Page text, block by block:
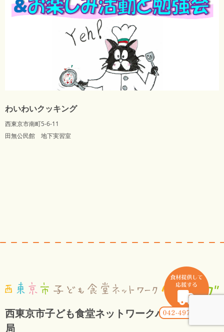
わいわいクッキング
西東京市南町5-6-11
田無公民館 地下実習室
西東京市子ども食堂ネットワークハピモグ事務
局